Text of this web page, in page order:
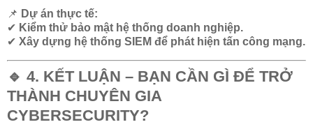
📌 Dự án thực tế:
✔ Kiểm thử bảo mật hệ thống doanh nghiệp.
✔ Xây dựng hệ thống SIEM để phát hiện tấn công mạng.
🔹 4. KẾT LUẬN – BẠN CẦN GÌ ĐỂ TRỞ
THÀNH CHUYÊN GIA
CYBERSECURITY?